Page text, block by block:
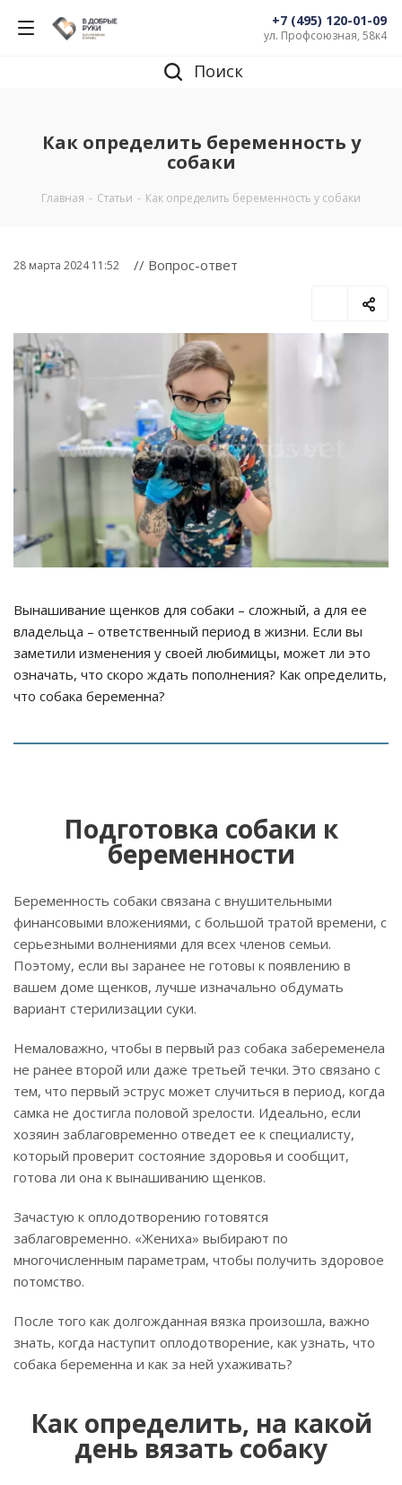
+7 (495) 120-01-09
ул. Профсоюзная, 58к4
Поиск
Как определить беременность у
собаки
Главная - Статьи - Как определить беременность у собаки
28 марта 2024 11:52 // Вопрос-ответ
Вынашивание щенков для собаки – сложный, а для ее
владельца – ответственный период в жизни. Если вы
заметили изменения у своей любимицы, может ли это
означать, что скоро ждать пополнения? Как определить,
что собака беременна?
Подготовка собаки к
беременности
Беременность собаки связана с внушительными
финансовыми вложениями, с большой тратой времени, с
серьезными волнениями для всех членов семьи.
Поэтому, если вы заранее не готовы к появлению в
вашем доме щенков, лучше изначально обдумать
вариант стерилизации суки.
Немаловажно, чтобы в первый раз собака забеременела
не ранее второй или даже третьей течки. Это связано с
тем, что первый эструс может случиться в период, когда
самка не достигла половой зрелости. Идеально, если
хозяин заблаговременно отведет ее к специалисту,
который проверит состояние здоровья и сообщит,
готова ли она к вынашиванию щенков.
Зачастую к оплодотворению готовятся
заблаговременно. «Жениха» выбирают по
многочисленным параметрам, чтобы получить здоровое
потомство.
После того как долгожданная вязка произошла, важно
знать, когда наступит оплодотворение, как узнать, что
собака беременна и как за ней ухаживать?
Как определить, на какой
день вязать собаку